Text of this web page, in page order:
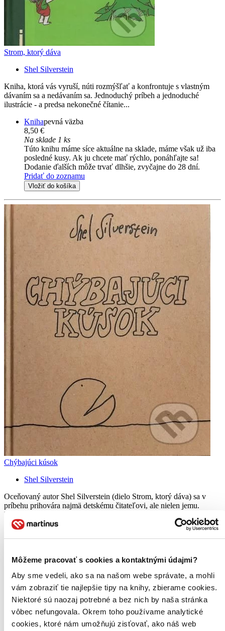
Môžeme pracovať s cookies a kontaktnými údajmi?
Aby sme vedeli, ako sa na našom webe správate, a mohli
vám zobraziť tie najlepšie tipy na knihy, zbierame cookies.
Niektoré sú naozaj potrebné a bez nich by naša stránka
vôbec nefungovala. Okrem toho používame analytické
cookies, ktoré nám umožňujú zisťovať, ako náš web
Strom, ktorý dáva
Shel Silverstein
Kniha, ktorá vás vyruší, núti rozmýšľať a konfrontuje s vlastným
dávaním sa a nedávaním sa. Jednoduchý príbeh a jednoduché
ilustrácie - a predsa nekonečné čítanie...
Knihapevná väzba
8,50 €
Na sklade 1 ks
Túto knihu máme síce aktuálne na sklade, máme však už iba
posledné kusy. Ak ju chcete mať rýchlo, ponáhľajte sa!
Dodanie ďalších môže trvať dlhšie, zvyčajne do 28 dní.
Pridať do zoznamu
Vložiť do košíka
Chýbajúci kúsok
Shel Silverstein
Oceňovaný autor Shel Silverstein (dielo Strom, ktorý dáva) sa v
príbehu prihovára najmä detskému čitateľovi, ale nielen jemu.
Metaforicky zobrazuje človeka a jeho púť za šťastím a úspechom.
Príbeh sa snaží poukázať na to...
Knihapevná väzba
Na sklade 2 ks
posledné kusy. Ak ju chcete mať rýchlo, ponáhľajte sa!
Dodanie ďalších môže trvať dlhšie, zvyčajne do týždňa.
Pridať do zoznamu
Vložiť do košíka